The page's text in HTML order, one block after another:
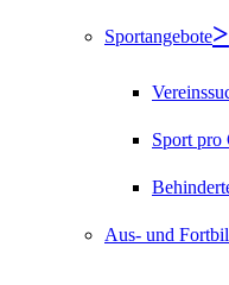
Sportangebote
Sport pro
Aus- und